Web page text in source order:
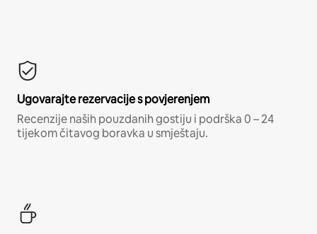
Ugovarajte rezervacije s povjerenjem
Recenzije naših pouzdanih gostiju i podrška 0 – 24
tijekom čitavog boravka u smještaju.